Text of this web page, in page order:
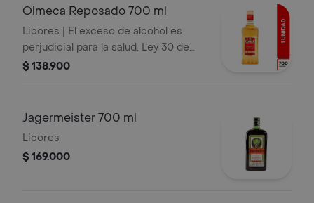
Olmeca Reposado 700 ml
Licores | El exceso de alcohol es
perjudicial para la salud. Ley 30 de
1986. Prohíbase el expendio de
$ 138.900
Jagermeister 700 ml
Licores
$ 169.000